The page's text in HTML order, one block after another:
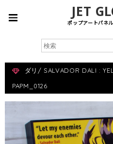
JET
ポップアートパネ
ダリ/ SALVADOR DALI :
PAPM_0126